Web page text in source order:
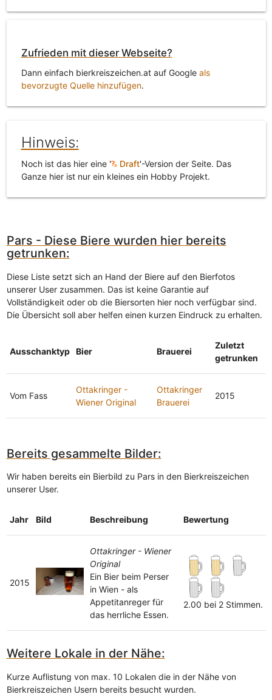
Zufrieden mit dieser Webseite?
Dann einfach bierkreiszeichen.at auf Google als
bevorzugte Quelle hinzufügen.
Hinweis:
Noch ist das hier eine ' Draft'-Version der Seite. Das
Ganze hier ist nur ein kleines ein Hobby Projekt.
Pars - Diese Biere wurden hier bereits
getrunken:
Diese Liste setzt sich an Hand der Biere auf den Bierfotos
unserer User zusammen. Das ist keine Garantie auf
Vollständigkeit oder ob die Biersorten hier noch verfügbar sind.
Die Übersicht soll aber helfen einen kurzen Eindruck zu erhalten.
Ausschanktyp Bier Brauerei
Zuletzt
getrunken
Vom Fass
Ottakringer -
Wiener Original
Ottakringer
Brauerei
2015
Bereits gesammelte Bilder:
Wir haben bereits ein Bierbild zu Pars in den Bierkreiszeichen
unserer User.
Jahr Bild Beschreibung Bewertung
2015
Ottakringer - Wiener
Original
Ein Bier beim Perser
in Wien - als
Appetitanreger für
das herrliche Essen.
2.00 bei 2 Stimmen.
Weitere Lokale in der Nähe:
Kurze Auflistung von max. 10 Lokalen die in der Nähe von
Bierkreiszeichen Usern bereits besucht wurden.